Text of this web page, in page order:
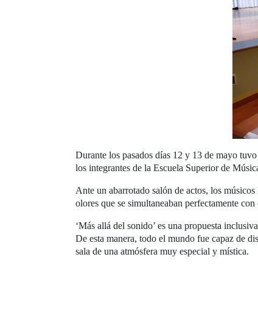
Durante los pasados días 12 y 13 de mayo
los integrantes de la Escuela Superior de
Ante un abarrotado salón de actos, los
olores que se simultaneaban perfectamente
‘Más allá del sonido’ es una propuesta
De esta manera, todo el mundo fue capaz de
sala de una atmósfera muy especial y mística.